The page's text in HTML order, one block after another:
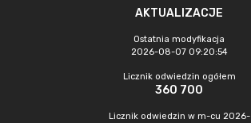
AKTUALIZACJE
Ostatnia modyfikacja
2026-08-07 09:20:54
Licznik odwiedzin ogółem
360 700
Licznik odwiedzin w m-cu 2026-